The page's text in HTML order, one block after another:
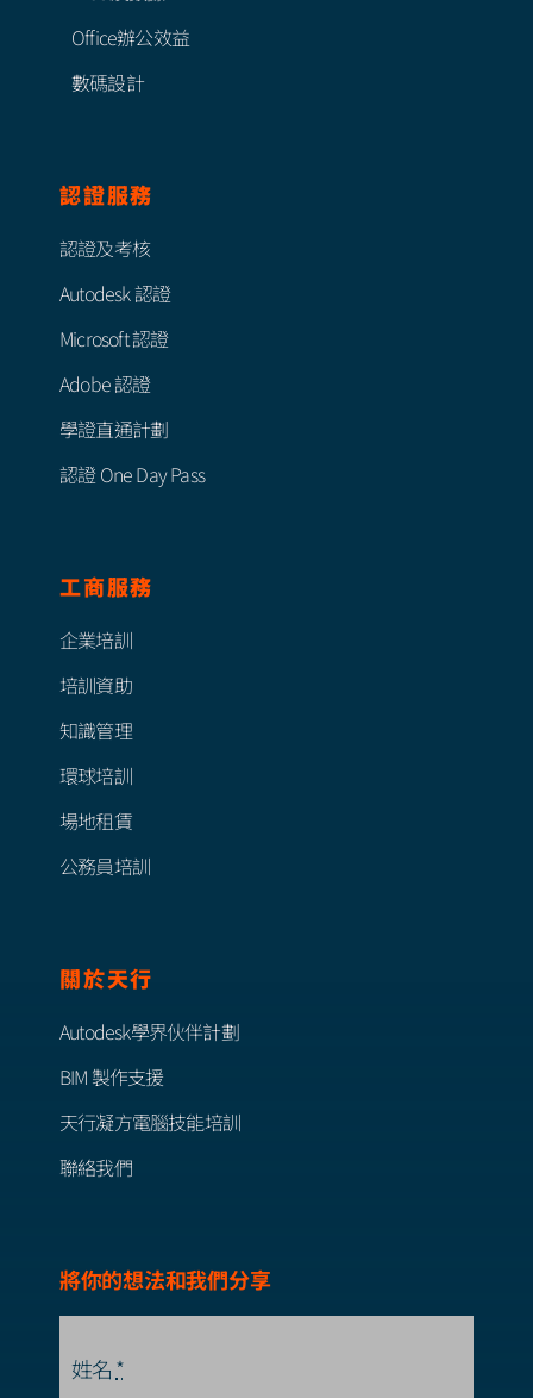
Office辦公效益
數碼設計
認證服務
認證及考核
Autodesk 認證
Microsoft 認證
Adobe 認證
學證直通計劃
認證 One Day Pass
工商服務
企業培訓
培訓資助
知識管理
環球培訓
場地租賃
公務員培訓
關於天行
Autodesk學界伙伴計劃
BIM 製作支援
天行凝方電腦技能培訓
聯絡我們
將你的想法和我們分享
姓名*